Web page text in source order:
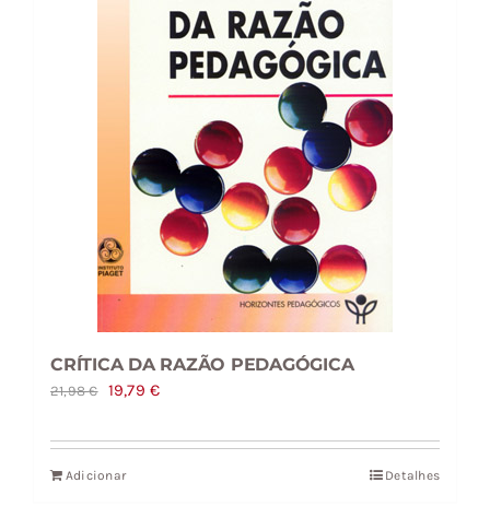
CRÍTICA DA RAZÃO PEDAGÓGICA
21,98€
O
original
era:
19,79€O
atual
Adicionar Detalhes